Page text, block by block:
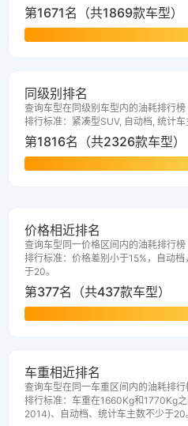
第1671名（共1869款车型）
同级别排名
查询车型在同级别车型内的油耗排行榜
排行标准：紧凑型SUV, 自动档, 统计车
第1816名（共2326款车型）
价格相近排名
查询车型同一价格区间内的油耗排行榜
排行标准：价格差别小于15%，自动
于20。
第377名（共437款车型）
车重相近排名
查询车型在同一车重区间内的油耗排行
排行标准：车重在1660Kg和1770Kg
2014)、自动档、统计车主数不少于20